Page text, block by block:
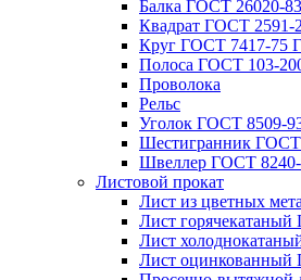
Балка ГОСТ 26020-
Квадрат ГОСТ 2591-
Круг ГОСТ 7417-75
Полоса ГОСТ 103-
Проволока
Рельс
Уголок ГОСТ 8509-
Шестигранник ГОСТ
Швеллер ГОСТ
Листовой прокат
Лист из цветных
Лист
Лист
Лист оцинкованный